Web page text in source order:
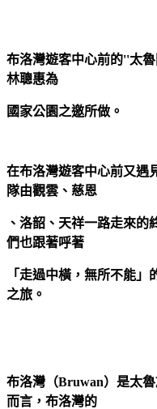
布洛灣遊客中心前的''太
林聰惠為
國家公園之邀所做。
在布洛灣遊客中心前又遇
隊由觀雲、 慈恩
、洛韶、天祥一路走來的
們也跟著呼著
「走過中橫，無所不能
之旅。
布洛灣（Bruwan）是太
而言，布洛灣的